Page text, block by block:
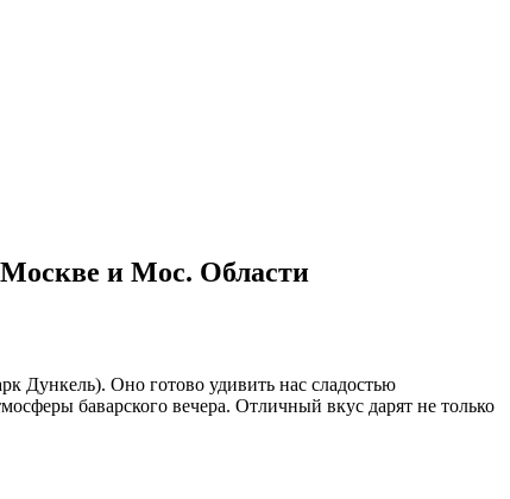
Москве и Мос. Области
Дункель). Оно готово удивить нас сладостью
баварского вечера. Отличный вкус дарят не только